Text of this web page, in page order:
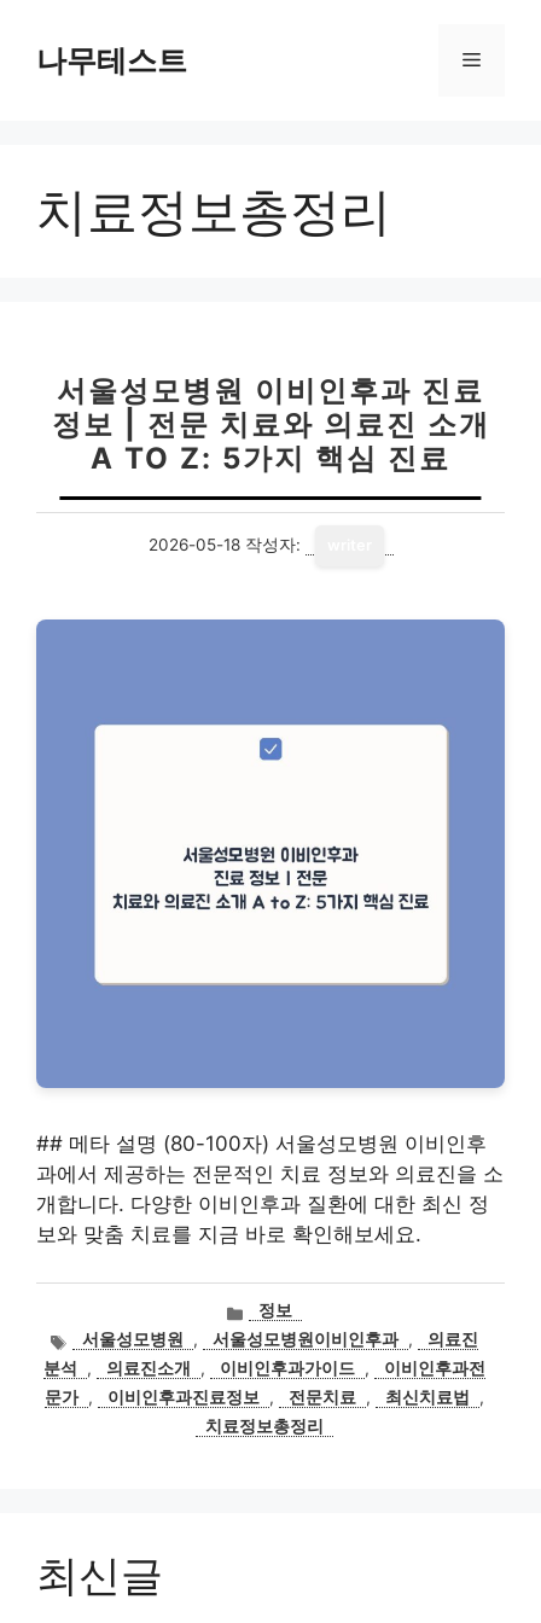
나무테스트 메
치료정보총정리
서울성모병원 이비인후과 진료
정보 | 전문 치료와 의료진 소개
A TO Z: 5가지 핵심 진료
2026-05-18 작성자:
## 메타 설명 (80-100자) 서울성모병원 이비인후
과에서 제공하는 전문적인 치료 정보와 의료진을 소
개합니다. 다양한 이비인후과 질환에 대한 최신 정
보와 맞춤 치료를 지금 바로 확인해보세요.
카
테
고
리
정보
태
그
서울성모병원 , 서울성모병원이비인후과 ,
의료진
분석
, 의료진소개 , 이비인후과가이드 ,
이비인후과전
문가 , 이비인후과진료정보 , 전문치료 , 최신치료법
,
치료정보총정리
최신글